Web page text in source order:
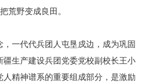
荒野变成良田。
一代代兵团人屯垦戍边，成为巩固
疆生产建设兵团党委党校副校长王小
精神谱系的重要组成部分，是激励